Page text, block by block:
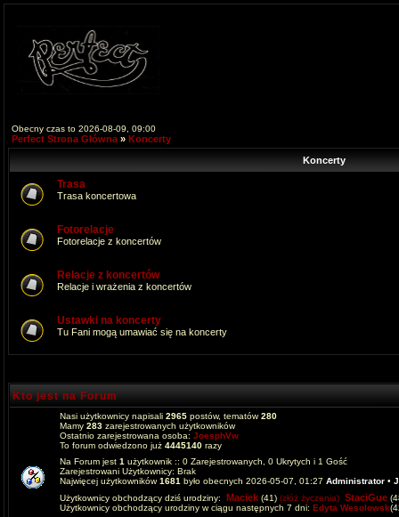
Obecny czas to 2026-08-09, 09:00
Perfect Strona Główna » Koncerty
Koncerty
Trasa
Trasa koncertowa
Fotorelacje
Fotorelacje z koncertów
Relacje z koncertów
Relacje i wrażenia z koncertów
Ustawki na koncerty
Tu Fani mogą umawiać się na koncerty
Kto jest na Forum
Nasi użytkownicy napisali 2965 postów, tematów280
Mamy 283 zarejestrowanych użytkowników
Ostatnio zarejestrowana osoba: JoesphVw
To forum odwiedzono już 4445140 razy
Na Forum jest 1 użytkownik :: 0 Zarejestrowanych, 0 Ukrytych i 1 Gość
Zarejestrowani Użytkownicy: Brak
Najwięcej użytkowników1681 było obecnych 2026-05-07, 01:27 Administrator •
Użytkownicy obchodzący dziś urodziny: Maciek (41) (złóż życzenia) StaciGue
Użytkownicy obchodzący urodziny w ciągu następnych 7 dni: Edyta Wesolowsk